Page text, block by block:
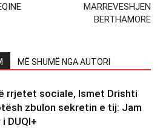
MARREVESHJEN
BERTHAMORE
MË SHUMË NGA AUTORI
rrjetet sociale, Ismet Drishti
zbulon sekretin e tij: Jam
DUQI+